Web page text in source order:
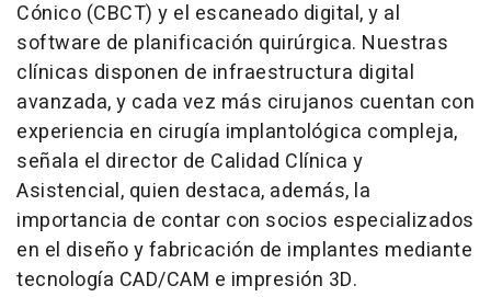
Cónico (CBCT) y el escaneado digital, y al
software de planificación quirúrgica. Nuestras
clínicas disponen de infraestructura digital
avanzada, y cada vez más cirujanos cuentan con
experiencia en cirugía implantológica compleja,
señala el director de Calidad Clínica y
Asistencial, quien destaca, además, la
importancia de contar con socios especializados
en el diseño y fabricación de implantes mediante
tecnología CAD/CAM e impresión 3D.